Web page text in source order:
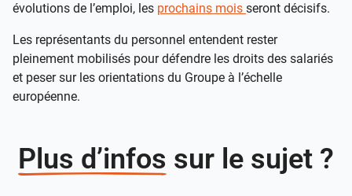
évolutions de l’emploi, les prochains mois seront décisifs.
Les représentants du personnel entendent rester
pleinement mobilisés pour défendre les droits des salariés
et peser sur les orientations du Groupe à l’échelle
européenne.
Plus d’infos sur le sujet ?